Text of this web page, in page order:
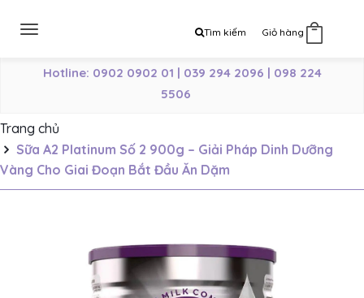
Hotline: 0902 0902 01 | 039 294 2096 | 098 224
5506
Tìm kiếm Giỏ hàng
Toggle
Trang chủ
Sữa A2 Platinum Số 2 900g – Giải Pháp Dinh Dưỡng
Vàng Cho Giai Đoạn Bắt Đầu Ăn Dặm